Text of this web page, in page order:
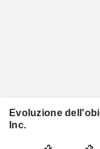
Evoluzione
Inc.